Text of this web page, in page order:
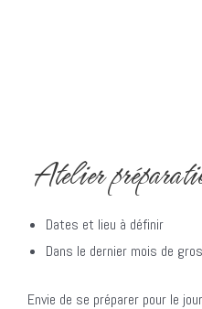
Atelier
Dates et lieu à définir
Dans le dernier mois de
Envie de se préparer pour le